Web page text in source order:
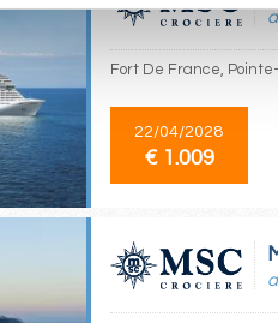
Fort De France,
22/04/2028
€ 1.009